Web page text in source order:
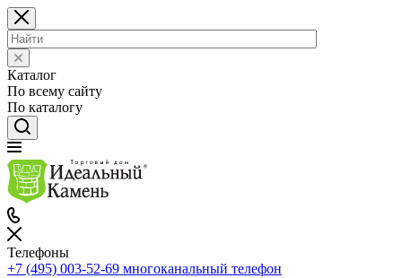
Каталог
По всему сайту
По каталогу
Телефоны
+7 (495) 003-52-69 многоканальный телефон